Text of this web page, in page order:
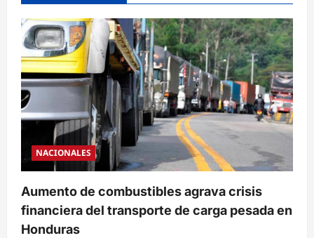
NACIONALES
Aumento de combustibles agrava crisis
financiera del transporte de carga pesada en
Honduras